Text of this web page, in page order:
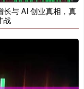
与 AI 创业真相，真
战